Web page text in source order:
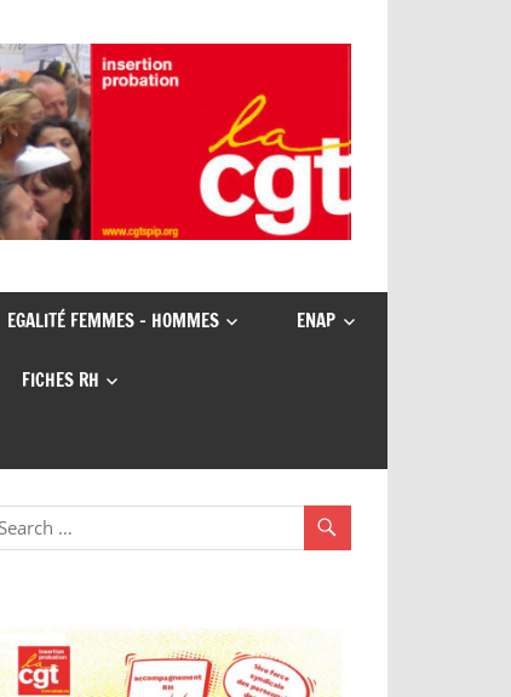
EGALITÉ FEMMES – HOMMES ENAP
FICHES RH
social